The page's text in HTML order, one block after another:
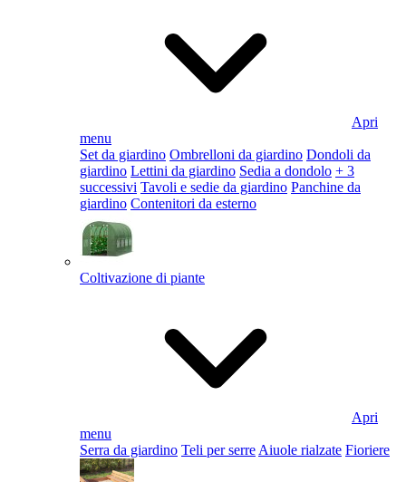
Apri
menu
Set da giardino Ombrelloni da giardino Dondoli da
giardino Lettini da giardino Sedia a dondolo + 3
successivi Tavoli e sedie da giardino Panchine da
giardino Contenitori da esterno
Coltivazione di piante
Apri
menu
Serra da giardino Teli per serre Aiuole rialzate Fioriere